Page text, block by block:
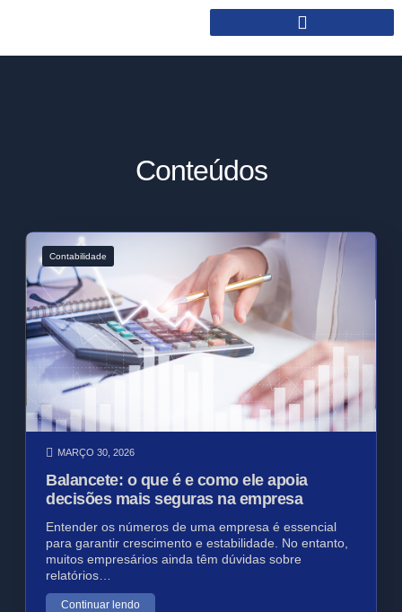
Conteúdos
Contabilidade
MARÇO 30, 2026
Balancete: o que é e como ele apoia
decisões mais seguras na empresa
Entender os números de uma empresa é essencial
para garantir crescimento e estabilidade. No entanto,
muitos empresários ainda têm dúvidas sobre
relatórios…
Continuar lendo